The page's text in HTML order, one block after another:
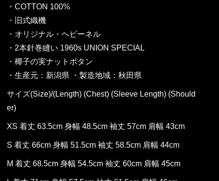
・COTTON 100%
・旧式織機
・オリジナル・ヘビーネル
・2本針巻縫い 1960s UNION SPECIAL
・椰子の実ナットボタン
・生産元：新潟県 ・製造地域：秋田県
サイズ(Size)/(Length) (Chest) (Sleeve Length) (Should
er)
XS 着丈 63.5cm 身幅 48.5cm 袖丈 57cm 肩幅 43cm
S 着丈 66cm 身幅 51.5cm 袖丈 58.5cm 肩幅 44cm
M 着丈 68.5cm 身幅 54.5cm 袖丈 60cm 肩幅 45cm